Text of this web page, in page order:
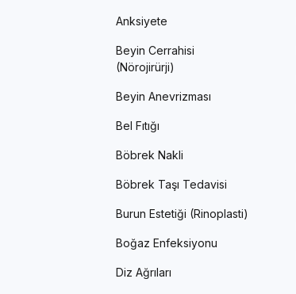
Anksiyete
Beyin Cerrahisi
(Nörojirürji)
Beyin Anevrizması
Bel Fıtığı
Böbrek Nakli
Böbrek Taşı Tedavisi
Burun Estetiği (Rinoplasti)
Boğaz Enfeksiyonu
Diz Ağrıları